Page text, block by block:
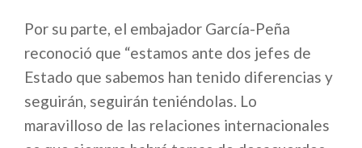
Por su parte, el embajador García-Peña
reconoció que “estamos ante dos jefes de
Estado que sabemos han tenido diferencias y
seguirán, seguirán teniéndolas. Lo
maravilloso de las relaciones internacionales